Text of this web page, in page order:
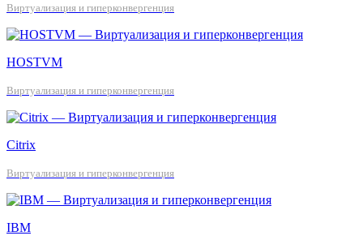
Виртуализация и гиперконвергенция
HOSTVM
Виртуализация и гиперконвергенция
Citrix
Виртуализация и гиперконвергенция
IBM